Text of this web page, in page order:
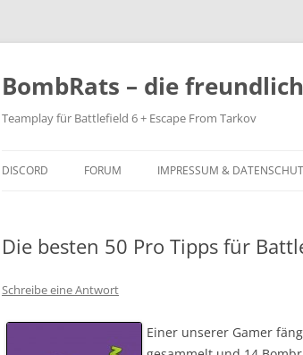
Zum
BombRats – die
Teamplay für Battlefield 6 + Escape From Tarkov
DISCORD FORUM IMPRESSUM &
Die besten 50 Pro Tipps für
Schreibe eine Antwort
Einer unserer Gamer